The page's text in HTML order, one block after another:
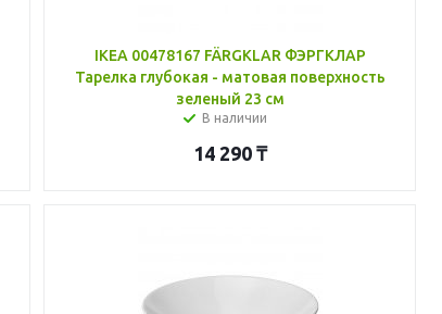
IKEA 00478167 FÄRGKLAR ФЭРГКЛАР
Тарелка глубокая - матовая поверхность
зеленый 23 см
В наличии
14 290 ₸